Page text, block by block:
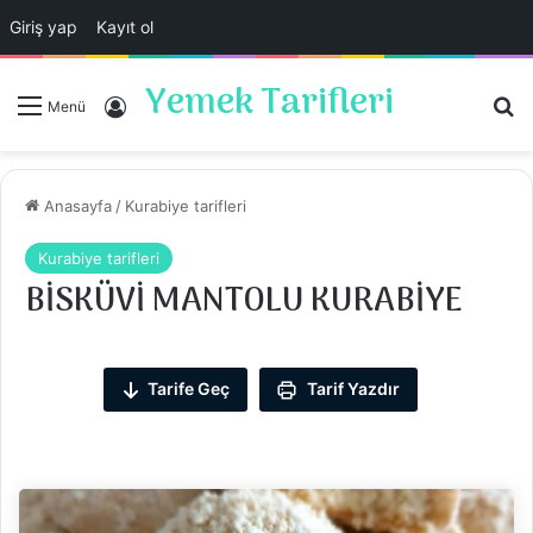
Giriş yap Kayıt ol
Menü Giriş Yap
Yemek Tarifleri
Anasayfa / Kurabiye tarifleri
Kurabiye tarifleri
BİSKÜVİ MANTOLU KURABİYE
Tarife Geç Tarif Yazdır